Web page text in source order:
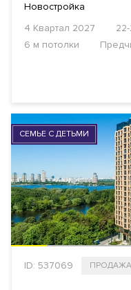
Новостройка
4 Квартал 2027
6 м потолки
СЕМЬЕ С ДЕТЬМИ
ID: 537069 ПРОДАЖА